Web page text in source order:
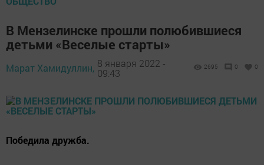
В Мензелинске прошли полюбившиеся
детьми «Веселые старты»
Марат Хамидуллин, 8 января 2022 -
09:43
2695 0 0
Победила дружба.